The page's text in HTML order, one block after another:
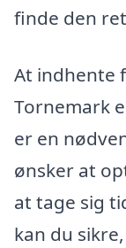
finde den
At indhente
Tornemark
er en
ønsker at
at tage sig
kan du